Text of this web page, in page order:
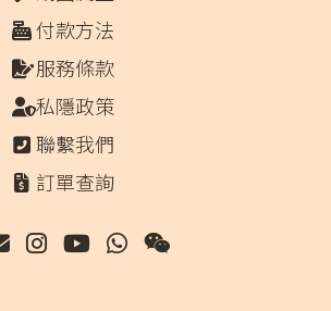
付款方法
服務條款
私隱政策
聯繫我們
訂單查詢